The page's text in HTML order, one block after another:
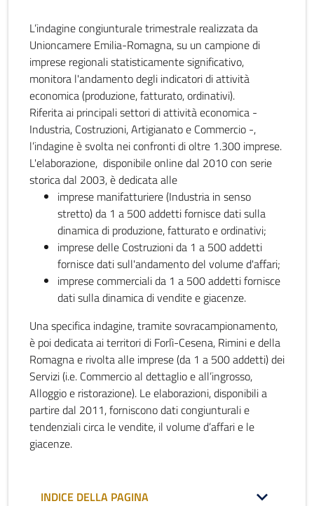
L’indagine congiunturale trimestrale realizzata da
Unioncamere Emilia-Romagna, su un campione di
imprese regionali statisticamente significativo,
monitora l'andamento degli indicatori di attività
economica (produzione, fatturato, ordinativi).
Riferita ai principali settori di attività economica -
Industria, Costruzioni, Artigianato e Commercio -,
l’indagine è svolta nei confronti di oltre 1.300 imprese.
L'elaborazione, disponibile online dal 2010 con serie
storica dal 2003, è dedicata alle
imprese manifatturiere (Industria in senso
stretto) da 1 a 500 addetti fornisce dati sulla
dinamica di produzione, fatturato e ordinativi;
imprese delle Costruzioni da 1 a 500 addetti
fornisce dati sull'andamento del volume d'affari;
imprese commerciali da 1 a 500 addetti fornisce
dati sulla dinamica di vendite e giacenze.
Una specifica indagine, tramite sovracampionamento,
è poi dedicata ai territori di Forlì-Cesena, Rimini e della
Romagna e rivolta alle imprese (da 1 a 500 addetti) dei
Servizi (i.e. Commercio al dettaglio e all’ingrosso,
Alloggio e ristorazione). Le elaborazioni, disponibili a
partire dal 2011, forniscono dati congiunturali e
tendenziali circa le vendite, il volume d’affari e le
giacenze.
INDICE DELLA PAGINA